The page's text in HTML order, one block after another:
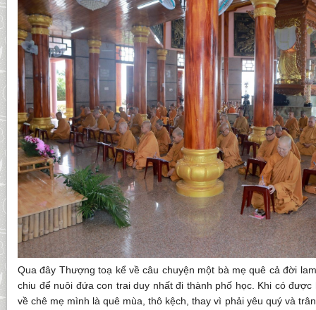
Qua đây Thượng toạ kể về câu chuyện một bà mẹ quê cả đời
chiu để nuôi đứa con trai duy nhất đi thành phố học. Khi có
về chê mẹ mình là quê mùa, thô kệch, thay vì phải yêu quý và